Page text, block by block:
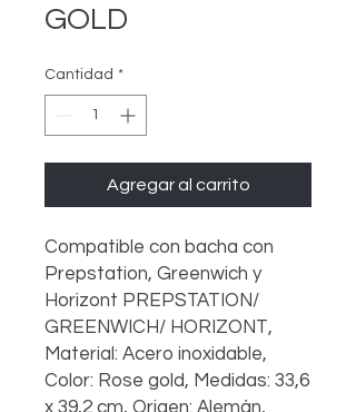
GOLD
Cantidad *
Agregar al carrito
Compatible con bacha con
Prepstation, Greenwich y
Horizont PREPSTATION/
GREENWICH/ HORIZONT,
Material: Acero inoxidable,
Color: Rose gold, Medidas: 33,6
x 39,2 cm, Origen: Alemán,